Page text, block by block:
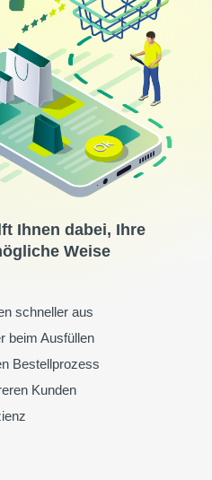
Ihnen dabei, Ihre
Weise
schneller aus
beim Ausfüllen
Bestellprozess
Kunden